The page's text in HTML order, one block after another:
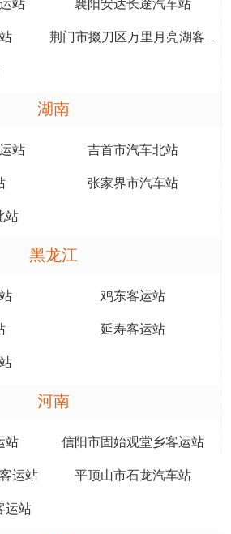
站 襄阳安达长途汽车站
荆门市掇刀区万里月亮湖客运站
湖南
站 吉首市汽车北站
张家界市汽车站
站
黑龙江
鸡东客运站
延寿客运站
河南
站 信阳市固始观堂乡客运站
运站 平顶山市石龙汽车站
运站